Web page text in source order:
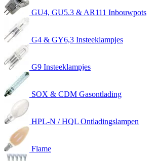
GU4, GU5.3 & AR111 Inbouwpots
G4 & GY6,3 Insteeklampjes
G9 Insteeklampjes
SOX & CDM Gasontlading
HPL-N / HQL Ontladingslampen
Flame